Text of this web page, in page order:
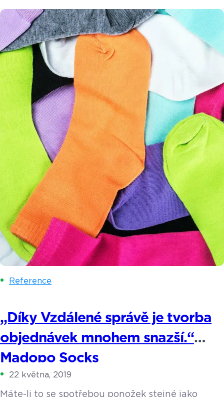
Zjištění platnosti certifikátu EET Změna
certifikátu EET je ve vaší zodpovědnosti. Pro
správnou evidenci tržeb je velmi důležité, abyste
si datum […]
Reference
„Díky Vzdálené správě je tvorba
objednávek mnohem snazší.“
Madopo Socks
22 května, 2019
Máte-li to se spotřebou ponožek stejné jako